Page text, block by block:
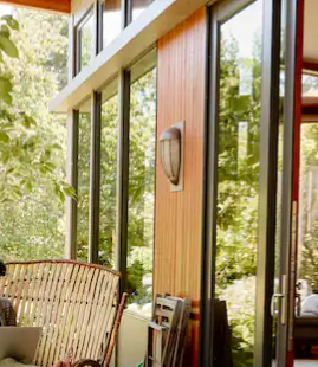
надолу или истражувајте со